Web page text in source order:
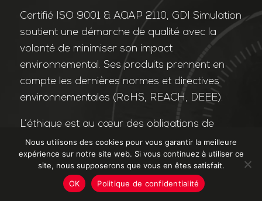
Certifié ISO 9001 & AQAP 2110, GDI Simulation
soutient une démarche de qualité avec la
volonté de minimiser son impact
environnemental. Ses produits prennent en
compte les dernières normes et directives
environnementales (RoHS, REACH, DEEE).
L’éthique est au cœur des obligations de
l’entreprise et de ses valeurs. Nos affaires
sont conduites dans le strict respect des
différentes lois applicables dans le domaine
de la lutte contre la corruption et le trafic
Nous utilisons des cookies pour vous garantir la meilleure
expérience sur notre site web. Si vous continuez à utiliser ce
site, nous supposerons que vous en êtes satisfait.
OK
Politique de confidentialité